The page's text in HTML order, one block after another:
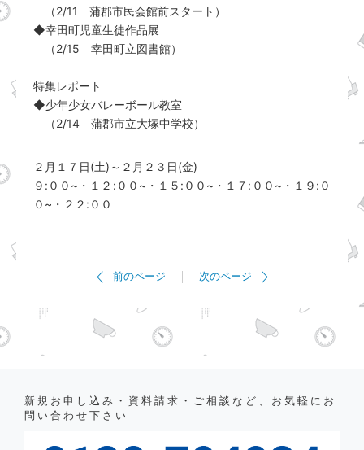
（2/11 蒲郡市民会館前スタート）
◆幸田町児童生徒作品展
（2/15 幸田町立図書館）
特集レポート
◆少年少女バレーボール教室
（2/14 蒲郡市立大塚中学校）
２月１７日(土)～２月２３日(金)
９:００~・１２:００~・１５:００~・１７:００~・１９:０
０~・２２:００
前のページ 次のページ
新規お申し込み・資料請求・ご相談など、お気軽にお
問い合わせ下さい